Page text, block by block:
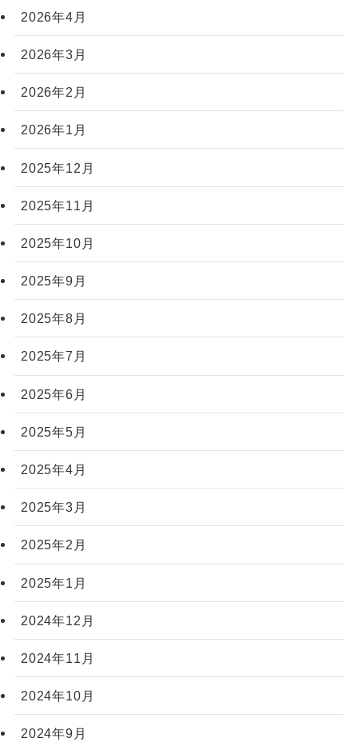
2026年4月
2026年3月
2026年2月
2026年1月
2025年12月
2025年11月
2025年10月
2025年9月
2025年8月
2025年7月
2025年6月
2025年5月
2025年4月
2025年3月
2025年2月
2025年1月
2024年12月
2024年11月
2024年10月
2024年9月